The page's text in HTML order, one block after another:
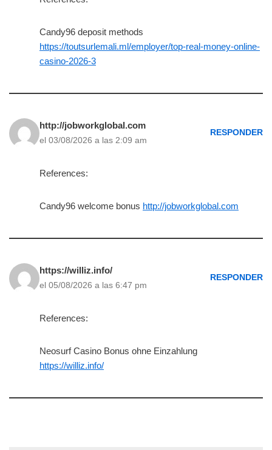
Candy96 deposit methods
https://toutsurlemali.ml/employer/top-real-money-online-
casino-2026-3
http://jobworkglobal.com
el 03/08/2026 a las 2:09 am
RESPONDER
References:
Candy96 welcome bonus http://jobworkglobal.com
https://williz.info/
el 05/08/2026 a las 6:47 pm
RESPONDER
References:
Neosurf Casino Bonus ohne Einzahlung
https://williz.info/